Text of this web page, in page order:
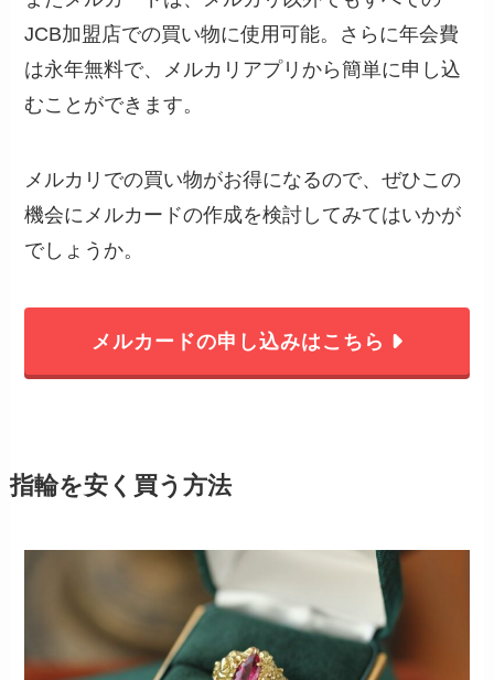
JCB加盟店での買い物に使用可能。さらに年会費
は永年無料で、メルカリアプリから簡単に申し込
むことができます。
メルカリでの買い物がお得になるので、ぜひこの
機会にメルカードの作成を検討してみてはいかが
でしょうか。
メルカードの申し込みはこちら
指輪を安く買う方法